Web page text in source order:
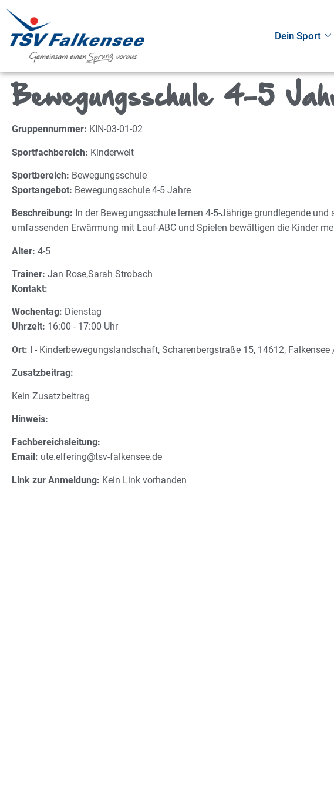
Dein Sport
Bewegungsschule 4-5
Gruppennummer: KIN-03-01-02
Sportfachbereich: Kinderwelt
Sportbereich: Bewegungsschule
Sportangebot: Bewegungsschule 4-5 Jahre
Beschreibung: In der Bewegungsschule lernen 4-5-Jährige grundlegende
umfassenden Erwärmung mit Lauf-ABC und Spielen bewältigen die Kinder
Alter: 4-5
Trainer: Jan Rose,Sarah Strobach
Kontakt:
Wochentag: Dienstag
Uhrzeit: 16:00 - 17:00 Uhr
Ort: I - Kinderbewegungslandschaft, Scharenbergstraße 15, 14612,
Zusatzbeitrag:
Kein Zusatzbeitrag
Hinweis:
Fachbereichsleitung:
Email: ute.elfering@tsv-falkensee.de
Link zur Anmeldung: Kein Link vorhanden